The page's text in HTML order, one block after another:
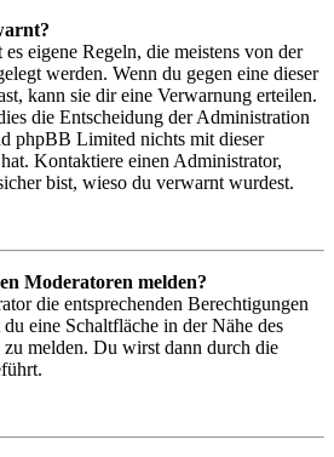
eigene Regeln, die meistens von der
werden. Wenn du gegen eine dieser
kann sie dir eine Verwarnung erteilen.
die Entscheidung der Administration
phpBB Limited nichts mit dieser
Kontaktiere einen Administrator,
bist, wieso du verwarnt wurdest.
Moderatoren melden?
die entsprechenden Berechtigungen
du eine Schaltfläche in der Nähe des
zu melden. Du wirst dann durch die